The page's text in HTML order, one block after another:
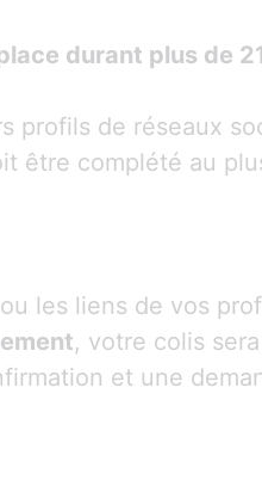
durant plus de
profils de réseaux
être complété au
les liens de vos
, votre colis
et une